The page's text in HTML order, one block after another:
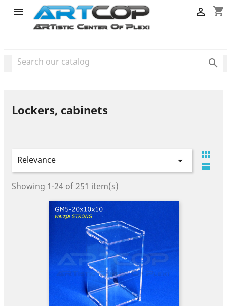
category
 shopping_cart


Lockers, cabinets
Relevance 


Showing 1-24 of 251 item(s)